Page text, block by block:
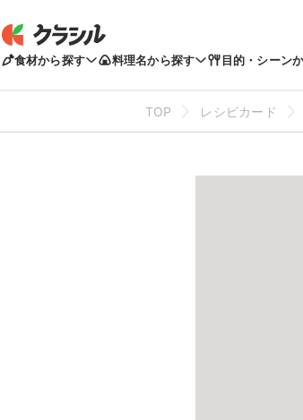
食材から探す 料理名から探す 目的・シーン
TOP レシピカード